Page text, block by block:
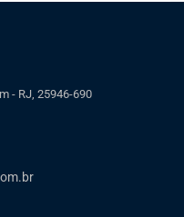
- RJ, 25946-690